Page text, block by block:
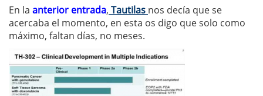
En la anterior entrada, Tautilas nos decía que se
acercaba el momento, en esta os digo que solo como
máximo, faltan días, no meses.